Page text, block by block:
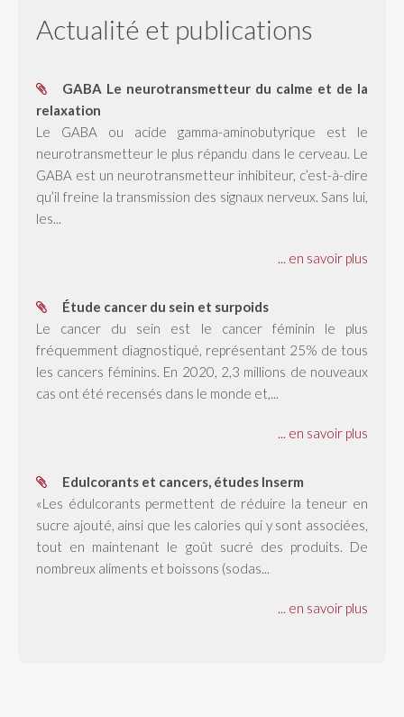
Actualité et publications
GABA Le neurotransmetteur du calme et de la
relaxation
Le GABA ou acide gamma-aminobutyrique est le
neurotransmetteur le plus répandu dans le cerveau. Le
GABA est un neurotransmetteur inhibiteur, c’est-à-dire
qu’il freine la transmission des signaux nerveux. Sans lui,
les...
... en savoir plus
Étude cancer du sein et surpoids
Le cancer du sein est le cancer féminin le plus
fréquemment diagnostiqué, représentant 25% de tous
les cancers féminins. En 2020, 2,3 millions de nouveaux
cas ont été recensés dans le monde et,...
... en savoir plus
Edulcorants et cancers, études Inserm
«Les édulcorants permettent de réduire la teneur en
sucre ajouté, ainsi que les calories qui y sont associées,
tout en maintenant le goût sucré des produits. De
nombreux aliments et boissons (sodas...
... en savoir plus